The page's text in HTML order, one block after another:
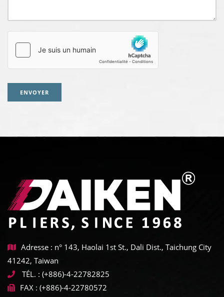
ENVOYER
Adresse : n° 143, Haolai 1st St., Dali Dist., Taichung City
41242, Taiwan
TÉL. : (+886)-4-22782825
FAX : (+886)-4-22780572